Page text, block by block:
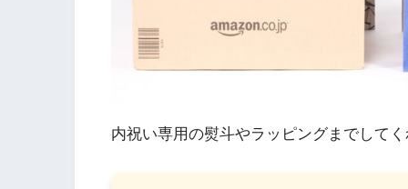
内祝い専用の熨斗やラッピングまでして